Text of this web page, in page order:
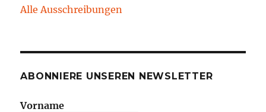
Alle Ausschreibungen
ABONNIERE UNSEREN NEWSLETTER
Vorname